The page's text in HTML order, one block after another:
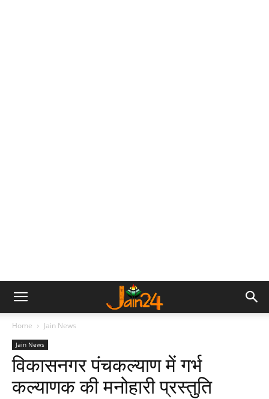
Home Jain News
Jain News
विकासनगर पंचकल्याण में गर्भ
कल्याणक की मनोहारी प्रस्तुति